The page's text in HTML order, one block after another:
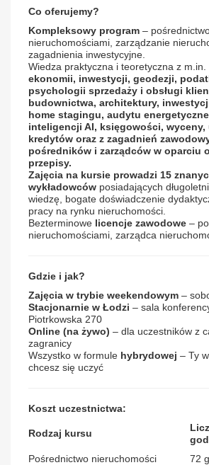
Co oferujemy?
Kompleksowy program –
nieruchomościami, zarządzanie
zagadnienia inwestycyjne.
Wiedza praktyczna i teoretyczna z m.in.
ekonomii, inwestycji, geodezji,
psychologii sprzedaży i obsługi
budownictwa, architektury,
home stagingu, audytu
inteligencji AI, księgowości, wyceny,
kredytów oraz z zagadnień
pośredników i zarządców w oparciu
przepisy.
Zajęcia na kursie prowadzi 15
wykładowców posiadających
wiedzę, bogate doświadczenie
pracy na rynku nieruchomości.
Bezterminowe licencje zawodowe –
nieruchomościami, zarządca
Gdzie i jak?
Zajęcia w trybie weekendowym –
Stacjonarnie w Łodzi – sala
Piotrkowska 270
Online (na żywo) – dla uczestników z
zagranicy
Wszystko w formule hybrydowej – Ty
chcesz się uczyć
Koszt uczestnictwa:
Rodzaj kursu
Pośrednictwo nieruchomości
72